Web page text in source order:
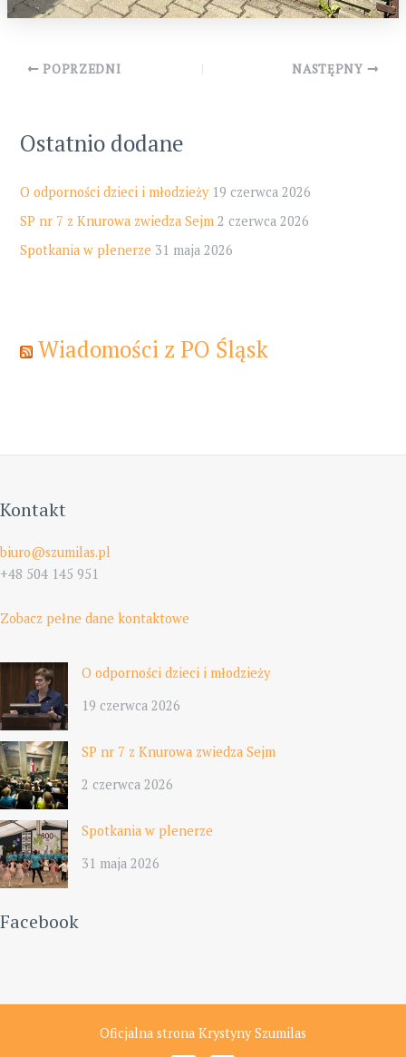
Post
POPRZEDNI NASTĘPNY
Ostatnio dodane
O odporności dzieci i młodzieży 19 czerwca 2026
SP nr 7 z Knurowa zwiedza Sejm 2 czerwca 2026
Spotkania w plenerze 31 maja 2026
Wiadomości z PO Śląsk
Kontakt
biuro@szumilas.pl
+48 504 145 951
Zobacz pełne dane kontaktowe
O odporności dzieci i młodzieży
19 czerwca 2026
SP nr 7 z Knurowa zwiedza Sejm
2 czerwca 2026
Spotkania w plenerze
31 maja 2026
Facebook
Oficjalna strona Krystyny Szumilas